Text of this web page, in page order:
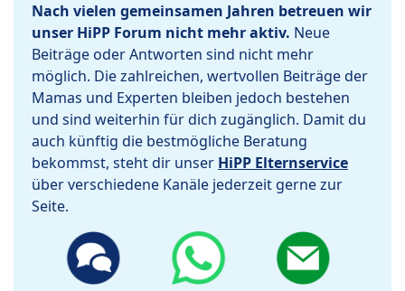
Nach vielen gemeinsamen Jahren betreuen wir
unser HiPP Forum nicht mehr aktiv. Neue
Beiträge oder Antworten sind nicht mehr
möglich. Die zahlreichen, wertvollen Beiträge der
Mamas und Experten bleiben jedoch bestehen
und sind weiterhin für dich zugänglich. Damit du
auch künftig die bestmögliche Beratung
bekommst, steht dir unser HiPP Elternservice
über verschiedene Kanäle jederzeit gerne zur
Seite.